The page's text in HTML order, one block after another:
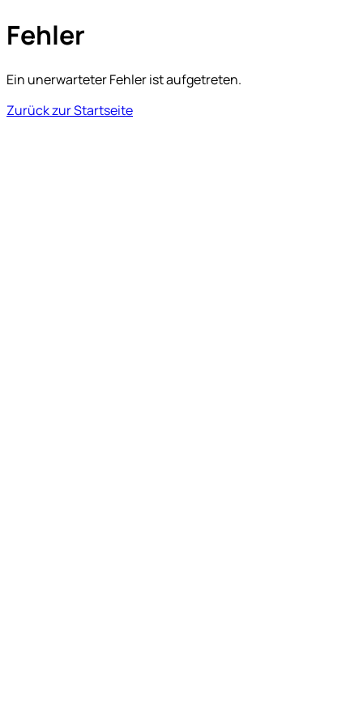
Fehler
Ein unerwarteter Fehler ist aufgetreten.
Zurück zur Startseite